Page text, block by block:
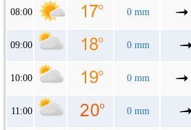
08:00 0 mm
09:00 0 mm
10:00 0 mm
11:00 0 mm